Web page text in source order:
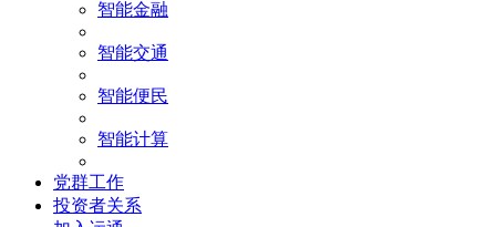
智能金融
智能交通
智能便民
智能计算
党群工作
投资者关系